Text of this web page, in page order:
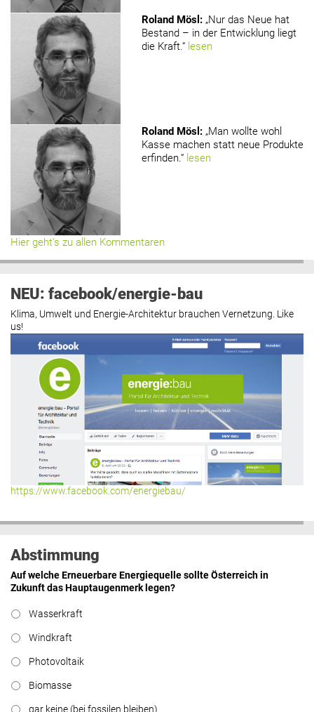
Roland Mösl : „Nur das Neue hat
Bestand – in der Entwicklung liegt
die Kraft.“ lesen
Roland Mösl : „Man wollte wohl
Kasse machen statt neue Produkte
erfinden.“ lesen
Hier geht’s zu allen Kommentaren
NEU: facebook/energie-bau
Klima, Umwelt und Energie-Architektur brauchen Vernetzung. Like
us!
https://www.facebook.com/energiebau/
Abstimmung
Auf welche Erneuerbare Energiequelle sollte Österreich in
Zukunft das Hauptaugenmerk legen?
Wasserkraft
Windkraft
Photovoltaik
Biomasse
gar keine (bei fossilen bleiben)